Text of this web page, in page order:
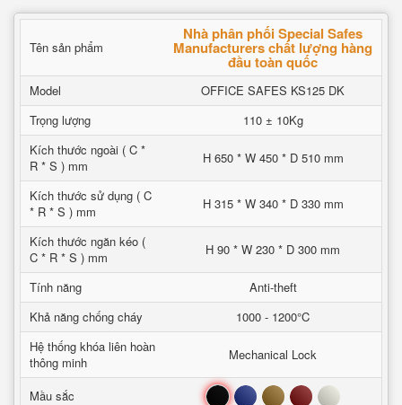
Tên sản phẩm
Nhà phân phối Special Safes
Manufacturers chất lượng hàng
đầu toàn quốc
Model
OFFICE SAFES KS125 DK
Trọng lượng
110 ± 10Kg
Kích thước ngoài ( C *
R * S ) mm
H 650 * W 450 * D 510 mm
Kích thước sử dụng ( C
* R * S ) mm
H 315 * W 340 * D 330 mm
Kích thước ngăn kéo (
C * R * S ) mm
H 90 * W 230 * D 300 mm
Tính năng
Anti-theft
Khả năng chống cháy
1000 - 1200°C
Hệ thống khóa liên hoàn
thông minh
Mechanical Lock
Mầu sắc Đen Xanh Nâu Đỏ Trắng